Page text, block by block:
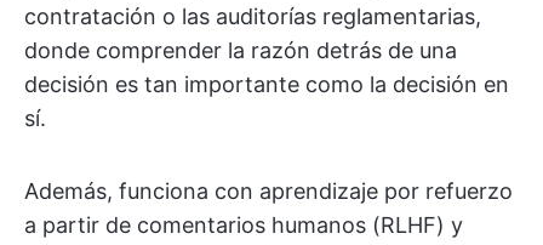
contratación o las auditorías reglamentarias,
donde comprender la razón detrás de una
decisión es tan importante como la decisión en
sí.
Además, funciona con aprendizaje por refuerzo
a partir de comentarios humanos (RLHF) y